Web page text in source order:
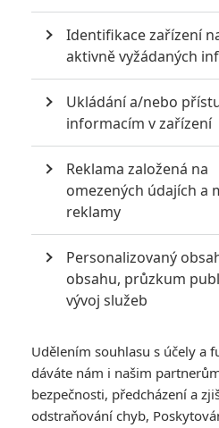
*/10
Pro hodnocení musíte být
Jméno:
Zůstat přihlášen
Identifikace zařízení
aktivně vyžádaných
Ukládání a/nebo
informacím v zařízení
Reklama založená na
omezených údajích a
reklamy
Personalizovaný
obsahu, průzkum
vývoj služeb
Udělením souhlasu s účely a
dáváte nám i našim
bezpečnosti, předcházení a
odstraňování chyb,